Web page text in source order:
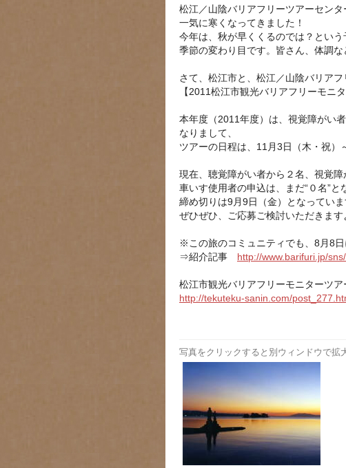
松江／山陰バリアフリーツアーセンタ
一気に寒くなってきました！
今年は、秋が早くくるのでは？とい
季節の変わり目です。皆さん、体調
さて、松江市と、松江／山陰バリア
【2011松江市観光バリアフリーモニ
本年度（2011年度）は、視覚障がい
なりまして、
ツアーの日程は、11月3日（木・祝）
現在、聴覚障がい者から２名、視覚
車いす使用者の申込は、まだ“０名”と
締め切りは9月9日（金）となっていま
ぜひぜひ、ご応募ご検討いただきます
※この旅のコミュニティでも、8月8日
⇒紹介記事 http://www.barifuri.jp/
松江市観光バリアフリーモニターツア
http://tekuteku-sanin.com/
写真をクリックすると別ウィンドウで拡